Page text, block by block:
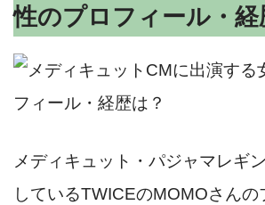
性のプロフィール・経
メディキュット・パジャマレギ
しているTWICEのMOMOさんの